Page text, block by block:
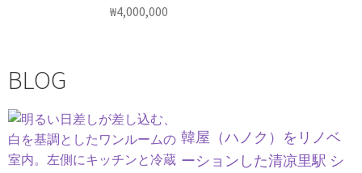
₩4,000,000
BLOG
韓屋（ハノク）をリノベ
ーションした清凉里駅 シ